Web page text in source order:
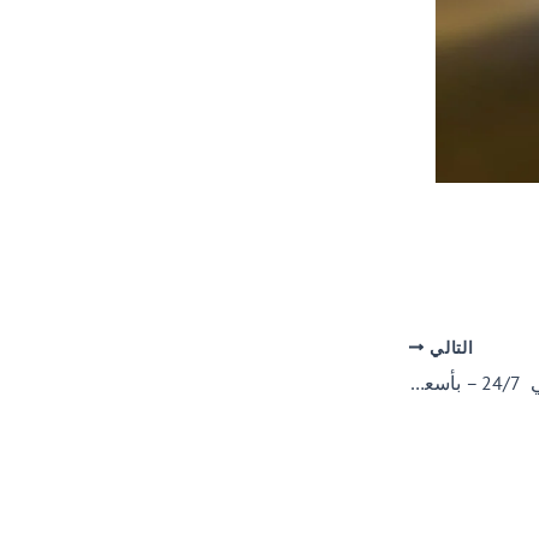
التالي
”ريكفري شخبوط ابوظبي 24/7 – بأسعارممتازة Shakbout Recovery Abu Dhabi 0562386366”